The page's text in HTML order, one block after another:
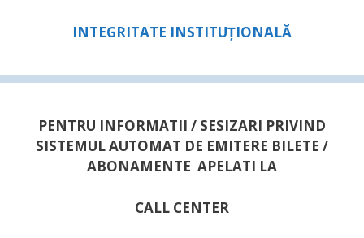
INTEGRITATE INSTITUȚIONALĂ
PENTRU INFORMATII / SESIZARI PRIVIND
SISTEMUL AUTOMAT DE EMITERE BILETE /
ABONAMENTE APELATI LA
CALL CENTER